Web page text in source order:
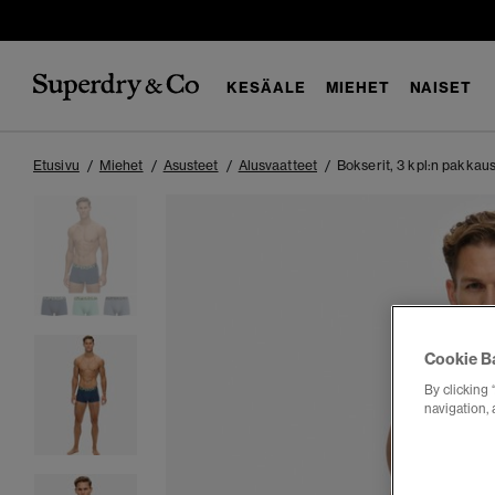
KESÄALE MIEHET NAISET
Etusivu Miehet Asusteet Alusvaatteet Bokserit, 3 kpl:n pakkaus
Cookie
By clicking
navigation,